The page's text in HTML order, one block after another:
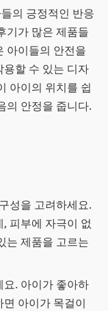
의 긍정적인 반응
기가 많은 제품들
아이들의 안전을
할 수 있는 디자
아이의 위치를 쉽
의 안정을 줍니다.
성을 고려하세요.
피부에 자극이 없
는 제품을 고르는
. 아이가 좋아하
아이가 목걸이